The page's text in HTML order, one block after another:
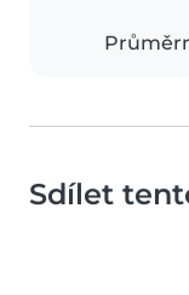
Sdílet